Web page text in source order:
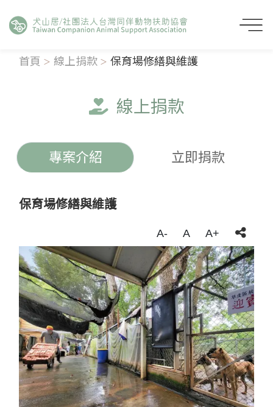
首頁 線上捐款 保育場修繕與維護
線上捐款
專案介紹 立即捐款
保育場修繕與維護
A- A A+